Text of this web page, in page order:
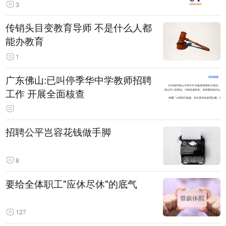
3
传销头目变教育导师 不是什么人都
能办教育
1
广东佛山:已叫停季华中学教师招聘
工作 开展全面核查
招聘公平岂容花钱做手脚
8
要给全体职工"应休尽休"的底气
127